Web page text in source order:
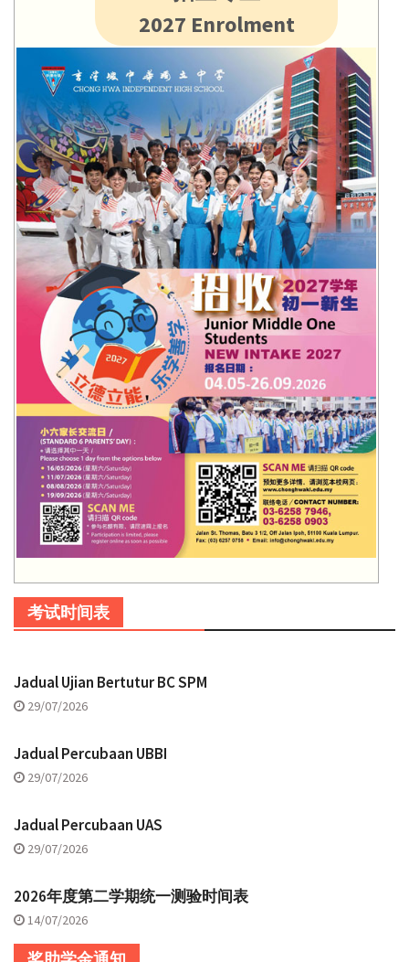
2027 Enrolment
考试时间表
Jadual Ujian Bertutur BC SPM
29/07/2026
Jadual Percubaan UBBI
29/07/2026
Jadual Percubaan UAS
29/07/2026
2026年度第二学期统一测验时间表
14/07/2026